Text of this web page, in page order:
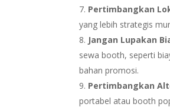
Pertimbangkan
yang lebih strategis
Jangan Lupakan
sewa booth, seperti
bahan promosi.
Pertimbangkan
portabel atau booth